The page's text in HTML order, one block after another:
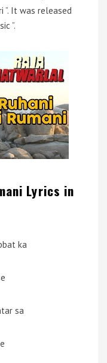
”. It was released
”.
Lyrics in
ka
sa